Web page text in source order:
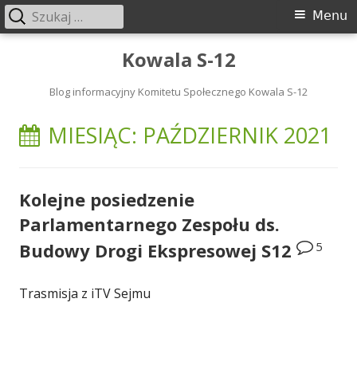
Kowala S-12
Blog informacyjny Komitetu Społecznego Kowala S-12
Menu
Menu
Szukaj:
MIESIĄC: PAŹDZIERNIK 2021
Kolejne posiedzenie
Parlamentarnego Zespołu ds.
Budowy Drogi Ekspresowej S12
5
Trasmisja z iTV Sejmu